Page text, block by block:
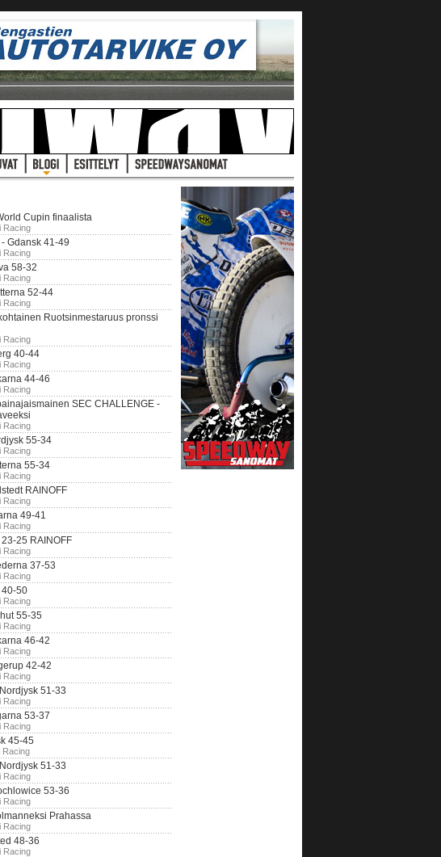
Cupin finaalista
Racing
Gdansk 41-49
Racing
58-32
Racing
52-44
Racing
Ruotsinmestaruus pronssi
Racing
40-44
Racing
44-46
Racing
SEC CHALLENGE -
Racing
55-34
Racing
55-34
Racing
RAINOFF
Racing
49-41
Racing
25 RAINOFF
Racing
37-53
Racing
40-50
Racing
55-35
Racing
46-42
Racing
42-42
Racing
51-33
Racing
53-37
Racing
45-45
Racing
51-33
Racing
53-36
Racing
Prahassa
Racing
48-36
Racing